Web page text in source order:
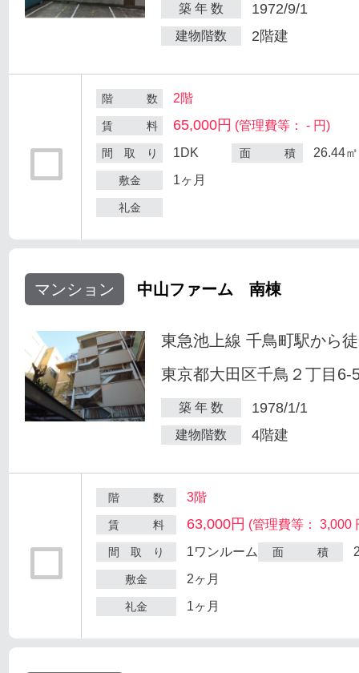
築 年 数 1972/9/1
建物階数 2階建
階 数 2階
賃 料 65,000円 (管理費等： - 円)
間 取 り 1DK 面 積 26.44㎡
敷金 1ヶ月
礼金
マンション 中山ファーム 南棟
東急池上線 千鳥町駅から
東京都大田区千鳥２丁目6-
築 年 数 1978/1/1
建物階数 4階建
階 数 3階
賃 料 63,000円 (管理費等： 3,000
間 取 り 1ワンルーム 面 積
敷金 2ヶ月
礼金 1ヶ月